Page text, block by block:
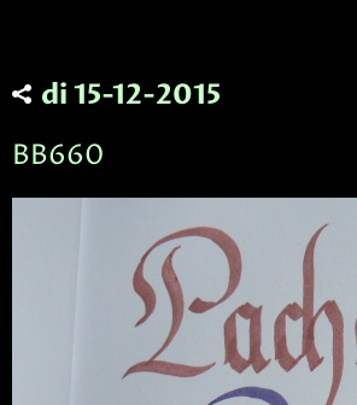
di 15-12-2015
BB660